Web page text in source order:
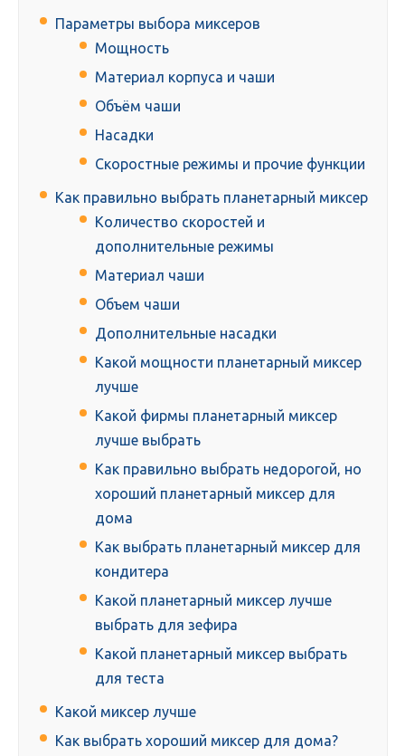
Параметры выбора миксеров
Мощность
Материал корпуса и чаши
Объём чаши
Насадки
Скоростные режимы и прочие функции
Как правильно выбрать планетарный миксер
Количество скоростей и
дополнительные режимы
Материал чаши
Объем чаши
Дополнительные насадки
Какой мощности планетарный миксер
лучше
Какой фирмы планетарный миксер
лучше выбрать
Как правильно выбрать недорогой, но
хороший планетарный миксер для
дома
Как выбрать планетарный миксер для
кондитера
Какой планетарный миксер лучше
выбрать для зефира
Какой планетарный миксер выбрать
для теста
Какой миксер лучше
Как выбрать хороший миксер для дома?